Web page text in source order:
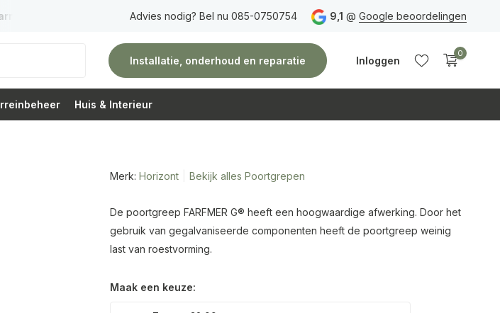
Premium Dealer in Nederland Gratis verzendingvanaf 150 euro Vóór 14:00 uur besteld,
Advies nodig? Bel nu 085-0750754 9,1 @ Google beoordelingen
Installatie, onderhoud en reparatie Inloggen
aanmaken
0
Huis & Interieur
Merk: Horizont Bekijk alles Poortgrepen
De poortgreep FARFMER G® heeft een hoogwaardige afwerking. Door het
gebruik van gegalvaniseerde componenten heeft de poortgreep weinig
last van roestvorming.
Maak een keuze: